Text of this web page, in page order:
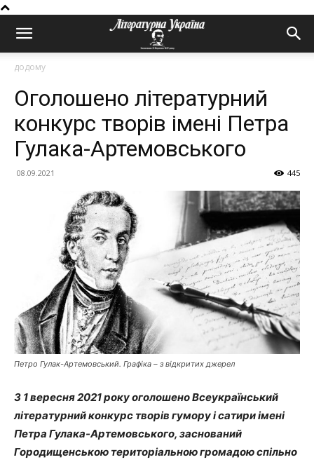
додому
Оголошено літературний
конкурс творів імені Петра
Гулака-Артемовського
08.09.2021 445
Петро Гулак-Артемовський. Графіка – з відкритих джерел
З 1 вересня 2021 року оголошено Всеукраїнський
літературний конкурс творів гумору і сатири імені
Петра Гулака-Артемовського, заснований
Городищенською територіальною громадою спільно